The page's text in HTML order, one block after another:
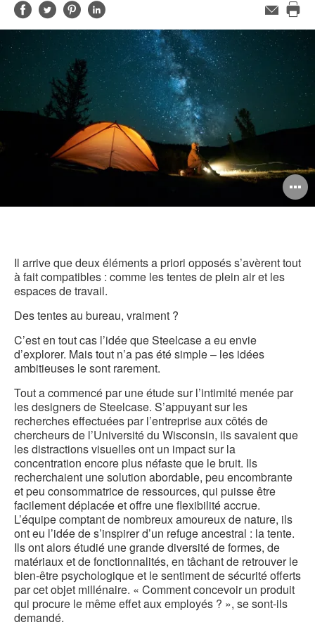
Partager
sur
Facebook
Partager
sur
Twitter
Partager
sur
Pinterest
Partager
sur
LinkedIn
Adresse
contact
Il arrive que deux éléments a priori opposés s’avèrent tout
à fait compatibles : comme les tentes de plein air et les
espaces de travail.
Des tentes au bureau, vraiment ?
C’est en tout cas l’idée que Steelcase a eu envie
d’explorer. Mais tout n’a pas été simple – les idées
ambitieuses le sont rarement.
Tout a commencé par une étude sur l’intimité menée par
les designers de Steelcase. S’appuyant sur les
recherches effectuées par l’entreprise aux côtés de
chercheurs de l’Université du Wisconsin, ils savaient que
les distractions visuelles ont un impact sur la
concentration encore plus néfaste que le bruit. Ils
recherchaient une solution abordable, peu encombrante
et peu consommatrice de ressources, qui puisse être
facilement déplacée et offre une flexibilité accrue.
L’équipe comptant de nombreux amoureux de nature, ils
ont eu l’idée de s’inspirer d’un refuge ancestral : la tente.
Ils ont alors étudié une grande diversité de formes, de
matériaux et de fonctionnalités, en tâchant de retrouver le
bien-être psychologique et le sentiment de sécurité offerts
par cet objet millénaire. « Comment concevoir un produit
qui procure le même effet aux employés ? », se sont-ils
demandé.